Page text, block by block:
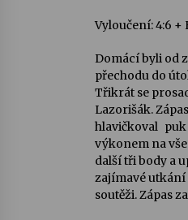
Vyloučení: 4:6 +
Domácí byli od
přechodu do
Třikrát se
Lazorišák.
hlavičkoval
výkonem na
další tři body a
zajímavé utkání
soutěži. Zápas